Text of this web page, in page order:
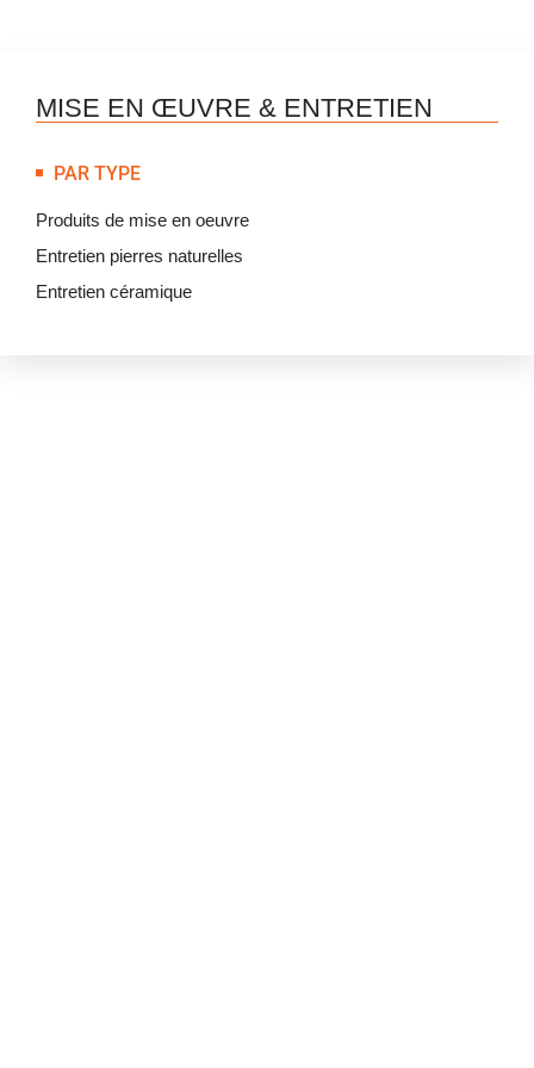
MISE EN ŒUVRE & ENTRETIEN
PAR TYPE
Produits de mise en oeuvre
Entretien pierres naturelles
Entretien céramique